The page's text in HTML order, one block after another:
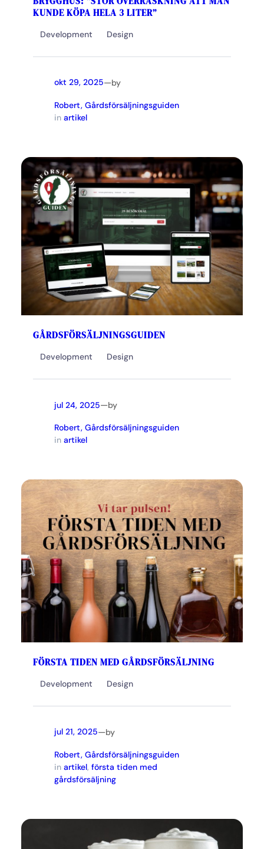
KUNDE KÖPA HELA 3 LITER”
Development Design
okt 29, 2025—by
Robert, Gårdsförsäljningsguiden
in artikel
GÅRDSFÖRSÄLJNINGSGUIDEN
Development Design
jul 24, 2025—by
Robert, Gårdsförsäljningsguiden
in artikel
FÖRSTA TIDEN MED GÅRDSFÖRSÄLJNING
Development Design
jul 21, 2025—by
Robert, Gårdsförsäljningsguiden
in artikel, första tiden med
gårdsförsäljning